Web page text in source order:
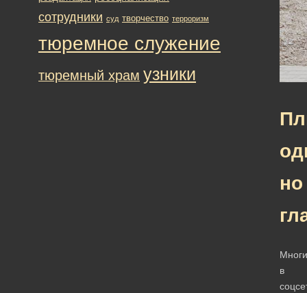
но
в
сотрудники суд творчество терроризм
тюремное служение
тюремный храм узники